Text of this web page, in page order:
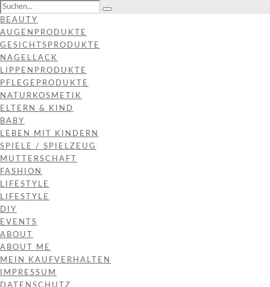
BEAUTY
AUGENPRODUKTE
GESICHTSPRODUKTE
NAGELLACK
LIPPENPRODUKTE
PFLEGEPRODUKTE
NATURKOSMETIK
ELTERN & KIND
BABY
LEBEN MIT KINDERN
SPIELE / SPIELZEUG
MUTTERSCHAFT
FASHION
LIFESTYLE
LIFESTYLE
DIY
EVENTS
ABOUT
ABOUT ME
MEIN KAUFVERHALTEN
IMPRESSUM